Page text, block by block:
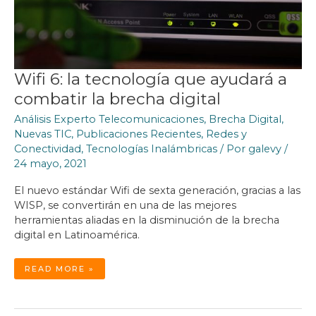
Wifi 6: la tecnología que ayudará a
combatir la brecha digital
Análisis Experto Telecomunicaciones, Brecha Digital,
Nuevas TIC, Publicaciones Recientes, Redes y
Conectividad, Tecnologías Inalámbricas / Por galevy /
24 mayo, 2021
El nuevo estándar Wifi de sexta generación, gracias a las
WISP, se convertirán en una de las mejores
herramientas aliadas en la disminución de la brecha
digital en Latinoamérica.
WIFI
LA
A
READ MORE »